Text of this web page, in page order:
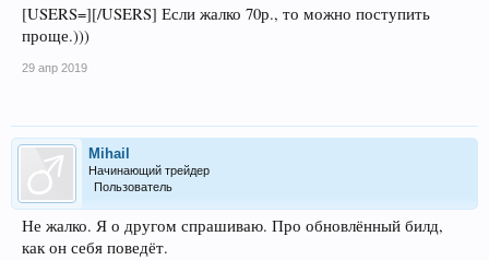
[USERS=][/USERS] Если жалко 70р., то можно поступить
проще.)))
29 апр 2019
Mihail
Начинающий трейдер
Пользователь
Не жалко. Я о другом спрашиваю. Про обновлённый билд,
как он себя поведёт.